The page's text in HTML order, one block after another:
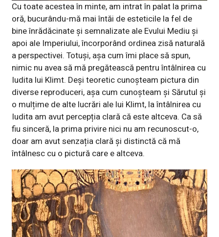
Cu toate acestea în minte, am intrat în palat la prima
oră, bucurându-mă mai întăi de esteticile la fel de
bine înrădăcinate și semnalizate ale Evului Mediu și
apoi ale Imperiului, încorporând ordinea zisă naturală
a perspectivei. Totuși, așa cum îmi place să spun,
nimic nu avea să mă pregătească pentru întâlnirea cu
Iudita lui Klimt. Deși teoretic cunoșteam pictura din
diverse reproduceri, așa cum cunoșteam și Sărutul și
o mulțime de alte lucrări ale lui Klimt, la întâlnirea cu
Iudita am avut percepția clară că este altceva. Ca să
fiu sinceră, la prima privire nici nu am recunoscut-o,
doar am avut senzația clară și distinctă că mă
întâlnesc cu o pictură care e altceva.